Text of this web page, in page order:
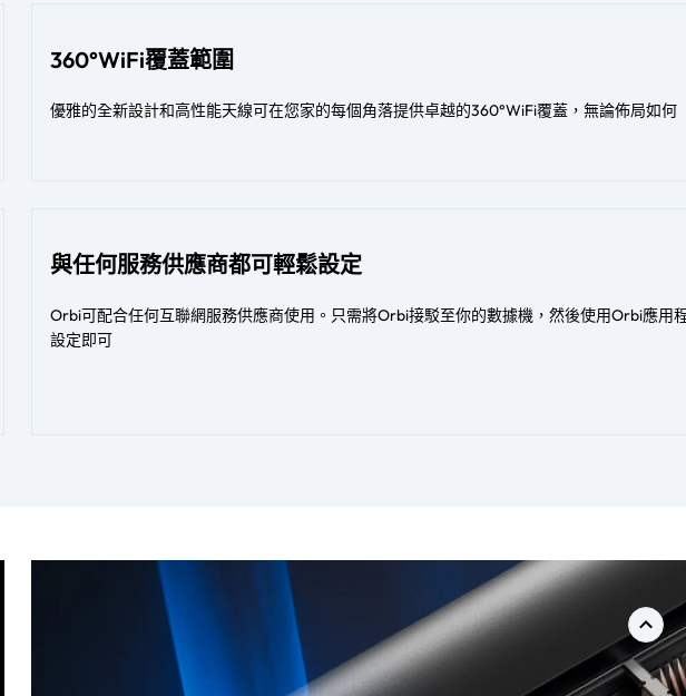
360°WiFi覆蓋範圍
優雅的全新設計和高性能天線可在您家的每個角落提供卓越的360°WiFi覆蓋，無論佈局如何​​
與任何服務供應商都可輕鬆設定
Orbi可配合任何互聯網服務供應商使用。只需將Orbi接駁至你的數據機，然後使用Orbi應用
設定即可​